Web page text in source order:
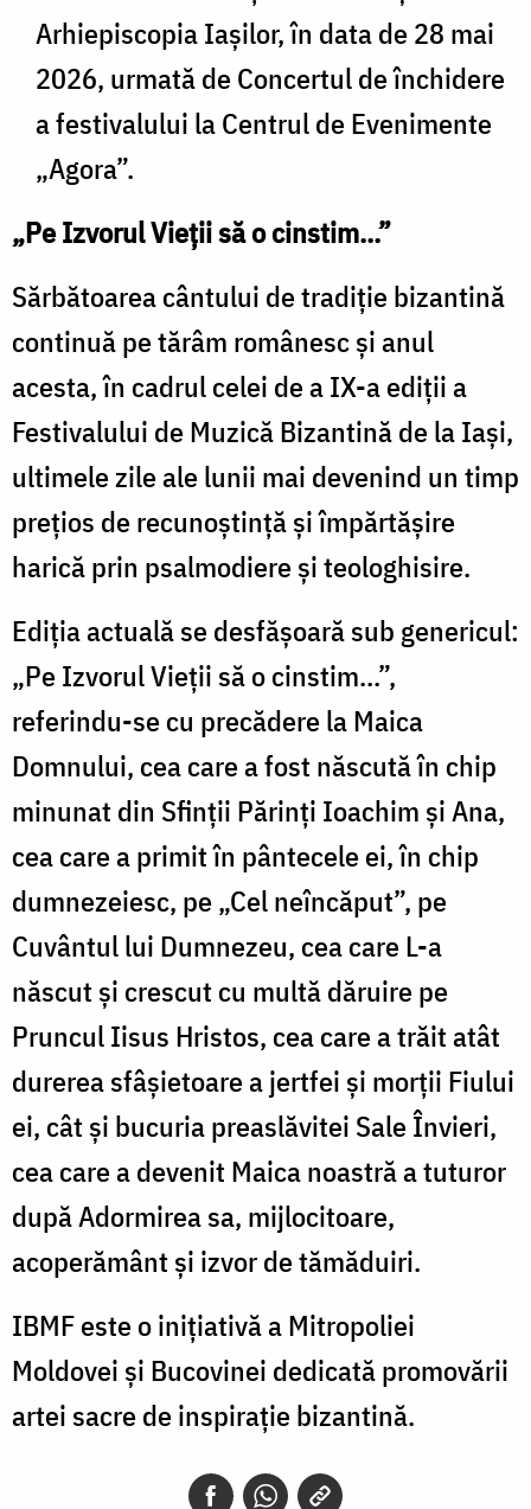
Arhiepiscopia Iașilor, în data de 28 mai
2026, urmată de Concertul de închidere
a festivalului la Centrul de Evenimente
„Agora”.
„Pe Izvorul Vieții să o cinstim...”
Sărbătoarea cântului de tradiție bizantină
continuă pe tărâm românesc și anul
acesta, în cadrul celei de a IX-a ediții a
Festivalului de Muzică Bizantină de la Iași,
ultimele zile ale lunii mai devenind un timp
prețios de recunoștință și împărtășire
harică prin psalmodiere și teologhisire.
Ediția actuală se desfășoară sub genericul:
„Pe Izvorul Vieții să o cinstim...”,
referindu-se cu precădere la Maica
Domnului, cea care a fost născută în chip
minunat din Sfinții Părinți Ioachim și Ana,
cea care a primit în pântecele ei, în chip
dumnezeiesc, pe „Cel neîncăput”, pe
Cuvântul lui Dumnezeu, cea care L-a
născut și crescut cu multă dăruire pe
Pruncul Iisus Hristos, cea care a trăit atât
durerea sfâșietoare a jertfei și morții Fiului
ei, cât și bucuria preaslăvitei Sale Învieri,
cea care a devenit Maica noastră a tuturor
după Adormirea sa, mijlocitoare,
acoperământ și izvor de tămăduiri.
IBMF este o inițiativă a Mitropoliei
Moldovei și Bucovinei dedicată promovării
artei sacre de inspirație bizantină.